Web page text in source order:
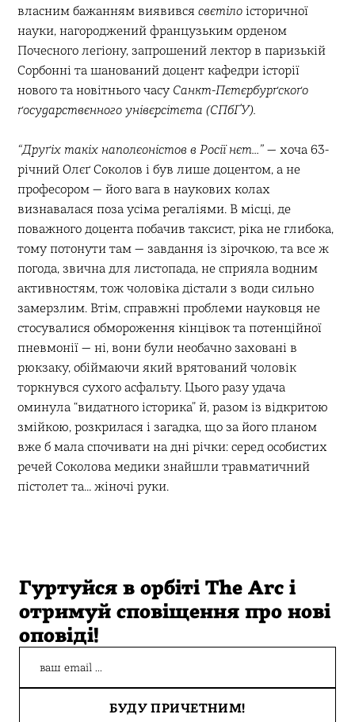
власним бажанням виявився свєтілоісторичної
науки, нагороджений французьким орденом
Почесного легіону, запрошений лектор в паризькій
Сорбонні та шанований доцент кафедри історії
нового та новітнього часу Санкт-Пєтєрбурґскоґо
ґосударствєнного унівєрсітєта (СПбҐУ).
“Друґіх такіх наполєоністов в Росії нєт…”— хоча 63-
річний Олєґ Соколов і був лише доцентом, а не
професором — його вага в наукових колах
визнавалася поза усіма регаліями. В місці, де
поважного доцента побачив таксист, ріка не глибока,
тому потонути там — завдання із зірочкою, та все ж
погода, звична для листопада, не сприяла водним
активностям, тож чоловіка дістали з води сильно
замерзлим. Втім, справжні проблеми науковця не
стосувалися обмороження кінцівок та потенційної
пневмонії — ні, вони були необачно заховані в
рюкзаку, обіймаючи який врятований чоловік
торкнувся сухого асфальту. Цього разу удача
оминула “видатного історика” й, разом із відкритою
змійкою, розкрилася і загадка, що за його планом
вже б мала спочивати на дні річки: серед особистих
речей Соколова медики знайшли травматичний
пістолет та… жіночі руки.
Гуртуйся в орбіті The Arc і
отримуй сповіщення про нові
оповіді!